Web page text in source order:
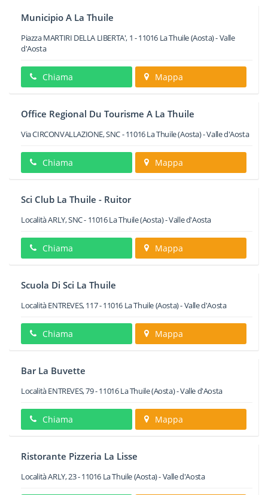
Municipio A La Thuile
Piazza MARTIRI DELLA LIBERTA', 1 -11016 La Thuile(Aosta) -Valle
d'Aosta
Chiama Mappa
Office Regional Du Tourisme A La Thuile
Via CIRCONVALLAZIONE, SNC-11016La Thuile(Aosta) -Valle d'Aosta
Chiama Mappa
Sci Club La Thuile - Ruitor
Località ARLY, SNC- 11016La Thuile(Aosta) -Valle d'Aosta
Chiama Mappa
Scuola Di Sci La Thuile
Località ENTREVES, 117-11016 La Thuile(Aosta) -Valle d'Aosta
Chiama Mappa
Bar La Buvette
Località ENTREVES, 79-11016La Thuile(Aosta) -Valle d'Aosta
Chiama Mappa
Ristorante Pizzeria La Lisse
Località ARLY, 23-11016 La Thuile(Aosta) -Valle d'Aosta